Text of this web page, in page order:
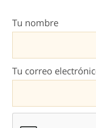
Tu nombre
Tu correo